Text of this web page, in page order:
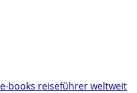
e-books reiseführer weltweit